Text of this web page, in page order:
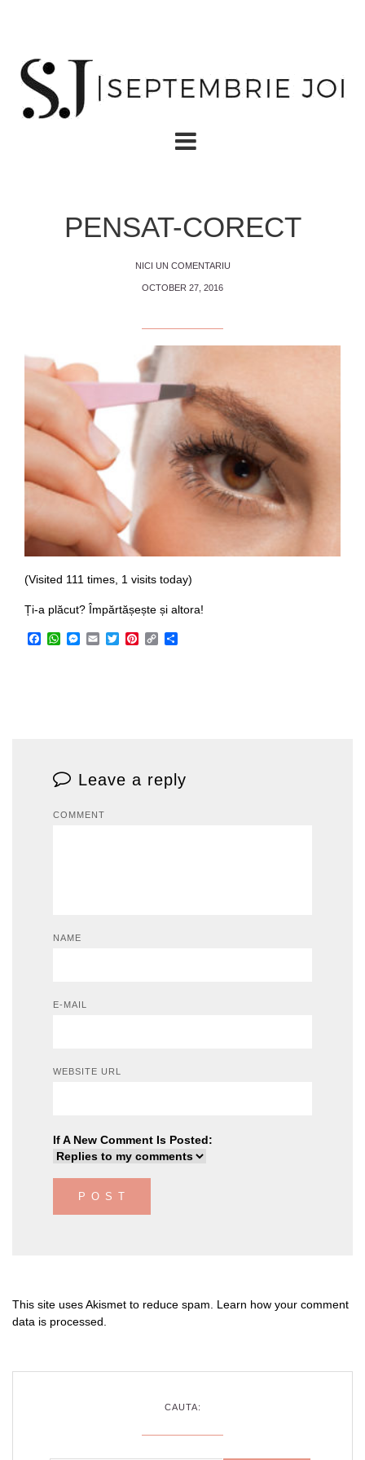
PENSAT-CORECT
NICI UN COMENTARIU
OCTOBER 27, 2016
(Visited 111 times, 1 visits today)
Ți-a plăcut? Împărtășește și altora!
Facebook
WhatsApp
Messenger
EmailTwitterPinterest
Copy
Leave a reply
COMMENT
NAME
E-MAIL
WEBSITE URL
If A New Comment Is Posted:
This site uses Akismet to reduce spam. Learn how your comment
data is processed
CAUTA: